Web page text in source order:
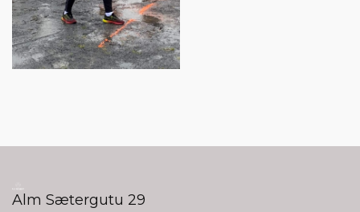
Alm Sætergutu 29